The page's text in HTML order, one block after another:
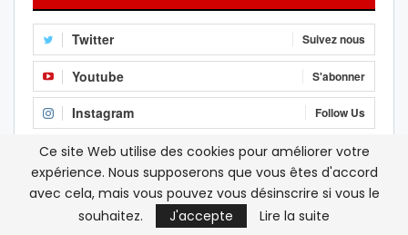
Twitter Suivez nous
Youtube S'abonner
Instagram Follow Us
Linkedin Follow us
RSS S'abonner
Facebook
Ce site Web utilise des cookies pour améliorer votre
expérience. Nous supposerons que vous êtes d'accord
avec cela, mais vous pouvez vous désinscrire si vous le
souhaitez.
J'accepte Lire la suite